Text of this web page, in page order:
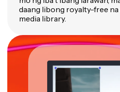
daang libong royalty-free na
media library.